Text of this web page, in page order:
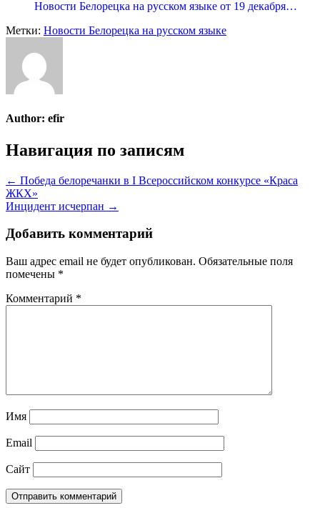
Новости Белорецка на русском языке от 19 декабря…
Метки: Новости Белорецка на русском языке
Author: efir
Навигация по записям
← Победа белоречанки в I Всероссийском конкурсе «Краса
ЖКХ»
Инцидент исчерпан →
Добавить комментарий
Ваш адрес email не будет опубликован. Обязательные поля
помечены *
Комментарий *
Имя
Email
Сайт